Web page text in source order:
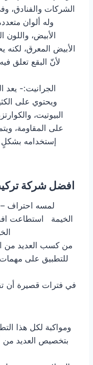
الشركات والفنادق،
وله ألوان
الأبيض، واللون
الأبيض المعرق، لكنه
لأنّ البقع تعلق
الجرانيت:- يعد
ويحتوي على
البيوتيت،
على المقاومة،
إستخدامه بشكلٍ
افضل شركة
لمسه احتراف
الخيمة استطاعت
من كسب العديد من
للتطبيق على مهمات
في فترات قصيرة أن
ومواكبة لكل هذا
بتخصيص العديد من